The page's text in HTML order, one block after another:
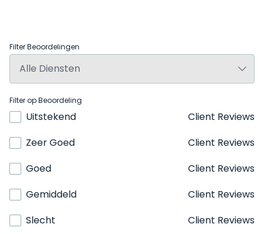
Filter Beoordelingen
Filter op Beoordeling
Uitstekend
Client Reviews
Zeer Goed
Client Reviews
Goed
Client Reviews
Gemiddeld
Client Reviews
Slecht
Client Reviews